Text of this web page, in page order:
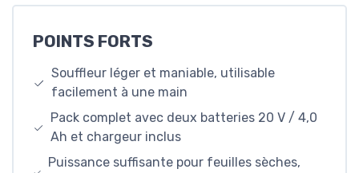
POINTS FORTS
Souffleur léger et maniable, utilisable
facilement à une main
Pack complet avec deux batteries 20 V / 4,0
Ah et chargeur inclus
Puissance suffisante pour feuilles sèches,